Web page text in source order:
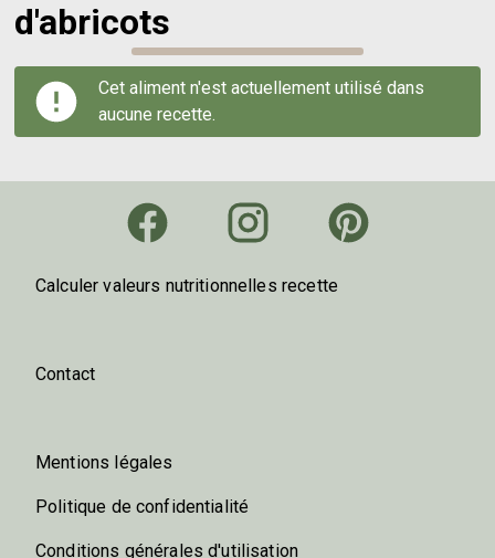
d'abricots
Cet aliment n'est actuellement utilisé dans
aucune recette.
Calculer valeurs nutritionnelles recette
Contact
Mentions légales
Politique de confidentialité
Conditions générales d'utilisation